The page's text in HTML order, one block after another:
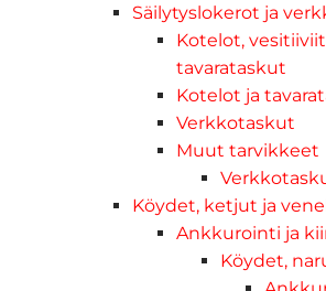
Säilytyslokerot ja
Kotelot,
tavarataskut
Kotelot ja
Verkkotaskut
Muut tarvikkeet
Köydet, ketjut ja
Ankkurointi ja
Köydet,